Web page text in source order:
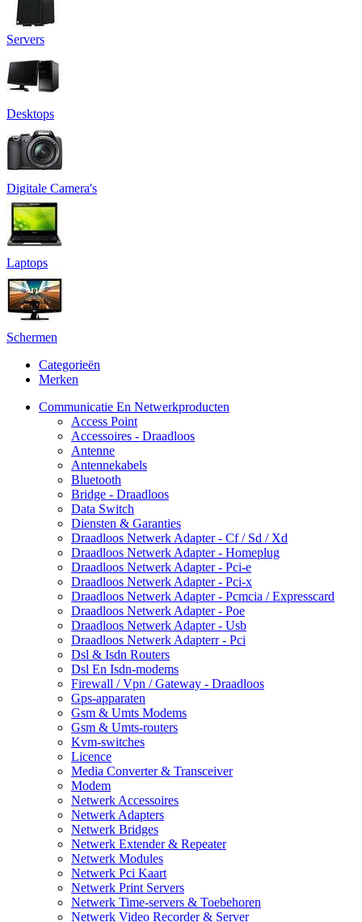
Servers
Desktops
Digitale Camera's
Laptops
Schermen
Categorieën
Merken
Communicatie En Netwerkproducten
Access Point
Accessoires - Draadloos
Antenne
Antennekabels
Bluetooth
Bridge - Draadloos
Data Switch
Diensten & Garanties
Draadloos Netwerk Adapter - Cf / Sd / Xd
Draadloos Netwerk Adapter - Homeplug
Draadloos Netwerk Adapter - Pci-e
Draadloos Netwerk Adapter - Pci-x
Draadloos Netwerk Adapter - Pcmcia / Expresscard
Draadloos Netwerk Adapter - Poe
Draadloos Netwerk Adapter - Usb
Draadloos Netwerk Adapterr - Pci
Dsl & Isdn Routers
Dsl En Isdn-modems
Firewall / Vpn / Gateway - Draadloos
Gps-apparaten
Gsm & Umts Modems
Gsm & Umts-routers
Kvm-switches
Licence
Media Converter & Transceiver
Modem
Netwerk Accessoires
Netwerk Adapters
Netwerk Bridges
Netwerk Extender & Repeater
Netwerk Modules
Netwerk Pci Kaart
Netwerk Print Servers
Netwerk Time-servers & Toebehoren
Netwerk Video Recorder & Server